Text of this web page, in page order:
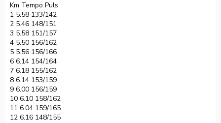
Km Tempo Puls
1 5.58 133/142
2 5.46 148/151
3 5.58 151/157
4 5.50 156/162
5 5.56 156/166
6 6.14 154/164
7 6.18 155/162
8 6.14 153/159
9 6.00 156/159
10 6.10 158/162
11 6.04 159/165
12 6.16 148/155